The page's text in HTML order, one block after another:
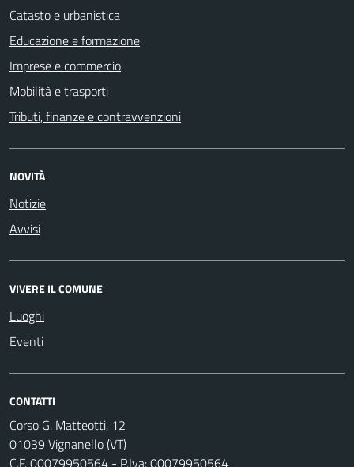
Catasto e urbanistica
Educazione e formazione
Imprese e commercio
Mobilità e trasporti
Tributi, finanze e contravvenzioni
NOVITÀ
Notizie
Avvisi
VIVERE IL COMUNE
Luoghi
Eventi
CONTATTI
Corso G. Matteotti, 12
01039 Vignanello (VT)
C.F. 00079950564 - P.Iva: 00079950564